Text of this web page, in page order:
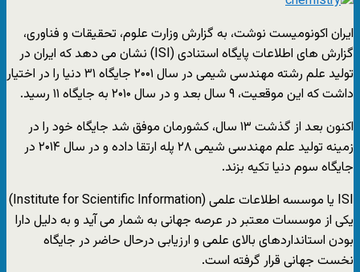
ایران اکونومیست نوشت، به گزارش وزارت علوم، تحقیقات و فناوری،
گزارش های اطلاعات پایگاه استنادی (ISI) نشان می دهد که ایران در
تولید علم رشته مهندسی شیمی در سال ۲۰۰۱ جایگاه ۳۱ دنیا را در اختیار
داشت که این موقعیت، ۹ سال بعد و در سال ۲۰۱۰ به جایگاه ۱۱ رسید.
اکنون بعد از گذشت ۱۳ سال، کشورمان موفق شد جایگاه خود را در
زمینه تولید علم مهندسی شیمی ۲۸ پله ارتقا داده و در سال ۲۰۱۴ در
جایگاه سوم دنیا تکیه بزند.
ISI یا موسسه اطلاعات علمی (Institute for Scientific Information)
یکی از موسسات معتبر در عرصه جهانی به شمار می آید و به دلیل دارا
بودن استانداردهای بالای علمی و ارزیابی درحال حاضر در جایگاه
نخست جهانی قرار گرفته است.